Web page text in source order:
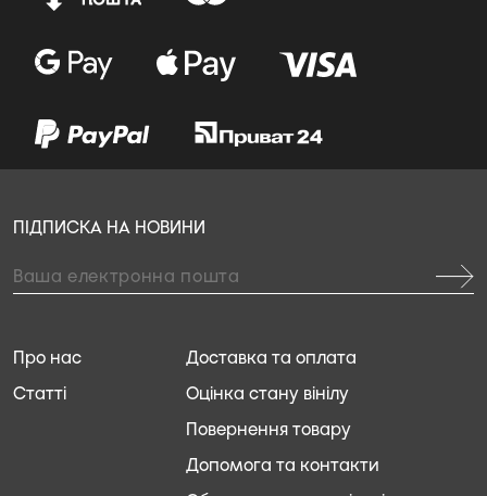
Доставка та оплата
Оцінка стану вінілу
Повернення товару
Допомога та контакти
Про нас
Статті
ПІДПИСКА НА НОВИНИ